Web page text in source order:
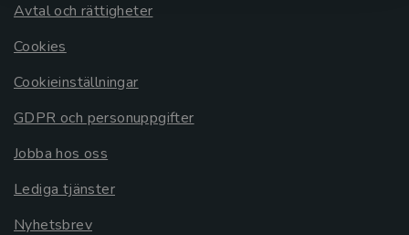
Avtal och rättigheter
Cookies
Cookieinställningar
GDPR och personuppgifter
Jobba hos oss
Lediga tjänster
Nyhetsbrev